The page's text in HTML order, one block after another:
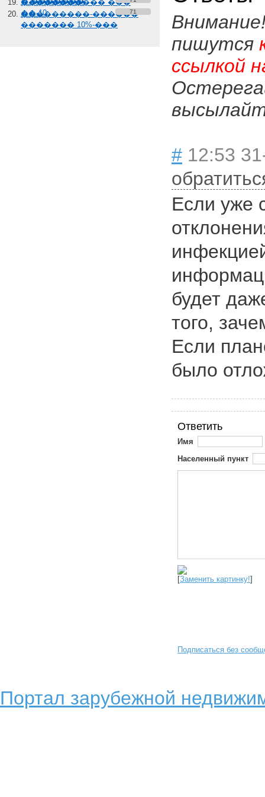
����������� ���
��-10
���������-������
������� 10%-���
71
пишутся
ссылкой
# 12:53
Если уже
будет
того,
Если
было
Ответить
Имя
Населенный пункт
[Заменить картинку!]
Подписаться без
Портал зарубежной